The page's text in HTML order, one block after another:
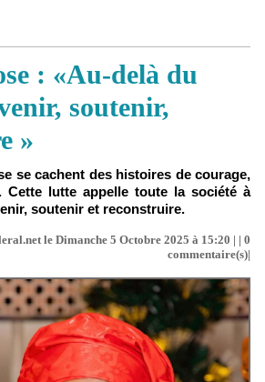
: «Au-delà du
soutenir,
»
se cachent des histoires de courage,
Cette lutte appelle toute la société à
soutenir et reconstruire.
le Dimanche 5 Octobre 2025 à 15:20 | | 0
commentaire(s)|